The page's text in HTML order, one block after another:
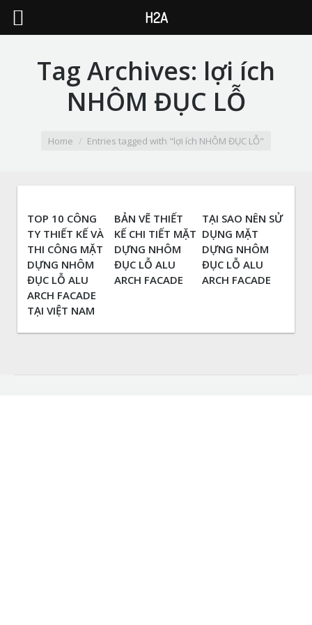
Tag Archives: lợi ích
NHÔM ĐỤC LỖ
Home Entries tagged with "lợi ích NHÔM ĐỤC LỖ"
TOP 10 CÔNG
TY THIẾT KẾ VÀ
THI CÔNG MẶT
DỰNG NHÔM
ĐỤC LỖ ALU
ARCH FACADE
TẠI VIỆT NAM
BẢN VẼ THIẾT
KẾ CHI TIẾT MẶT
DỰNG NHÔM
ĐỤC LỖ ALU
ARCH FACADE
TẠI SAO NÊN SỬ
DỤNG MẶT
DỰNG NHÔM
ĐỤC LỖ ALU
ARCH FACADE
H2A